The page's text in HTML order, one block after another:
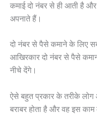
कमाई दो नंबर से ही आती है
अपनाते हैं।
दो नंबर से पैसे कमाने के लिए
आखिरकार दो नंबर से पैसे
नीचे देंगे।
ऐसे बहुत प्रकार के तरीके लोग
बराबर होता है और वह इस काम